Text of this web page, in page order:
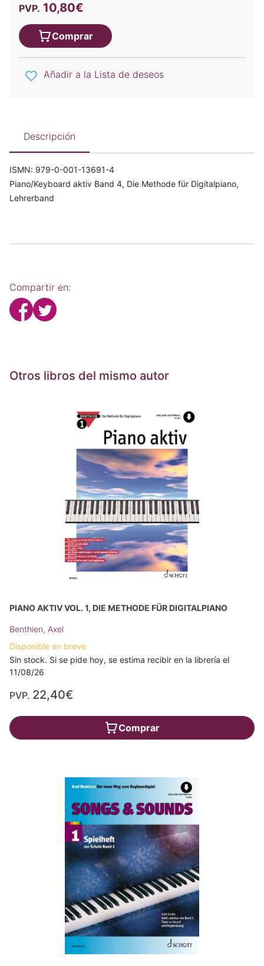
PVP. 10,80€
Comprar
Añadir a la Lista de deseos
Descripción
ISMN: 979-0-001-13691-4
Piano/Keyboard aktiv Band 4, Die Methode für Digitalpiano,
Lehrerband
Compartir en:
Otros libros del mismo autor
PIANO AKTIV VOL. 1, DIE METHODE FÜR DIGITALPIANO
Benthien, Axel
Disponible en breve
Sin stock. Si se pide hoy, se estima recibir en la librería el
11/08/26
PVP. 22,40€
Comprar